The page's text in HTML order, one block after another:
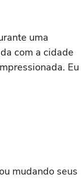
uma
com a cidade
Eu
mudando seus